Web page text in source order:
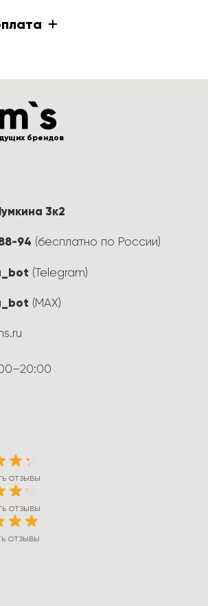
брендов
3к2
94 (бесплатно по России)
(Telegram)
(MAX)
–20:00
отзывы
отзывы
отзывы